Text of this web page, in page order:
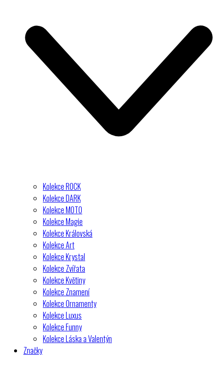
Kolekce ROCK
Kolekce DARK
Kolekce MOTO
Kolekce Magie
Kolekce Královská
Kolekce Art
Kolekce Krystal
Kolekce Zvířata
Kolekce Květiny
Kolekce Znamení
Kolekce Ornamenty
Kolekce Luxus
Kolekce Funny
Kolekce Láska a Valentýn
Značky